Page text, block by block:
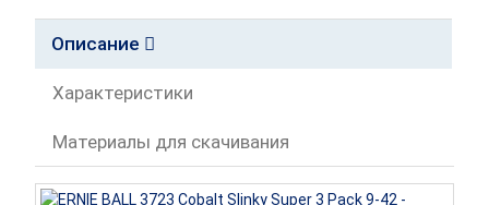
Описание
Характеристики
Материалы для скачивания